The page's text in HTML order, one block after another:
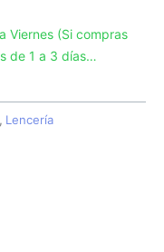
Viernes (Si compras
de 1 a 3 días…
, Lencería